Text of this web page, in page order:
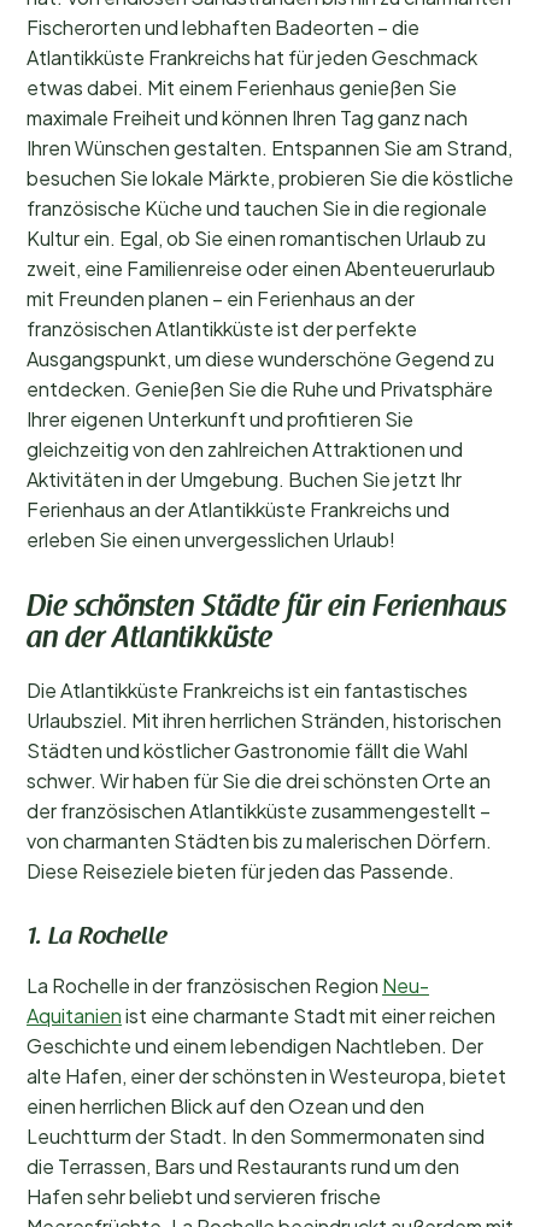
Fischerorten und lebhaften Badeorten – die
Atlantikküste Frankreichs hat für jeden Geschmack
etwas dabei. Mit einem Ferienhaus genießen Sie
maximale Freiheit und können Ihren Tag ganz nach
Ihren Wünschen gestalten. Entspannen Sie am Strand,
besuchen Sie lokale Märkte, probieren Sie die köstliche
französische Küche und tauchen Sie in die regionale
Kultur ein. Egal, ob Sie einen romantischen Urlaub zu
zweit, eine Familienreise oder einen Abenteuerurlaub
mit Freunden planen – ein Ferienhaus an der
französischen Atlantikküste ist der perfekte
Ausgangspunkt, um diese wunderschöne Gegend zu
entdecken. Genießen Sie die Ruhe und Privatsphäre
Ihrer eigenen Unterkunft und profitieren Sie
gleichzeitig von den zahlreichen Attraktionen und
Aktivitäten in der Umgebung. Buchen Sie jetzt Ihr
Ferienhaus an der Atlantikküste Frankreichs und
erleben Sie einen unvergesslichen Urlaub!
Die schönsten Städte für ein Ferienhaus
an der Atlantikküste
Die Atlantikküste Frankreichs ist ein fantastisches
Urlaubsziel. Mit ihren herrlichen Stränden, historischen
Städten und köstlicher Gastronomie fällt die Wahl
schwer. Wir haben für Sie die drei schönsten Orte an
der französischen Atlantikküste zusammengestellt –
von charmanten Städten bis zu malerischen Dörfern.
Diese Reiseziele bieten für jeden das Passende.
1. La Rochelle
La Rochelle in der französischen Region Neu-
Aquitanienist eine charmante Stadt mit einer reichen
Geschichte und einem lebendigen Nachtleben. Der
alte Hafen, einer der schönsten in Westeuropa, bietet
einen herrlichen Blick auf den Ozean und den
Leuchtturm der Stadt. In den Sommermonaten sind
die Terrassen, Bars und Restaurants rund um den
Hafen sehr beliebt und servieren frische